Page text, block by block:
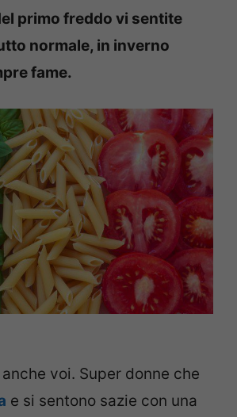
primo freddo vi sentite
normale, in inverno
fame.
voi. Super donne che
e si sentono sazie con una